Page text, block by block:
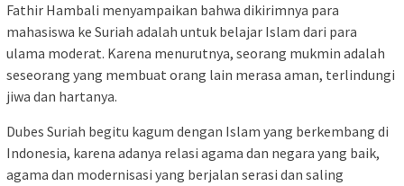
Fathir Hambali menyampaikan bahwa dikirimnya para
mahasiswa ke Suriah adalah untuk belajar Islam dari para
ulama moderat. Karena menurutnya, seorang mukmin adalah
seseorang yang membuat orang lain merasa aman, terlindungi
jiwa dan hartanya.
Dubes Suriah begitu kagum dengan Islam yang berkembang di
Indonesia, karena adanya relasi agama dan negara yang baik,
agama dan modernisasi yang berjalan serasi dan saling